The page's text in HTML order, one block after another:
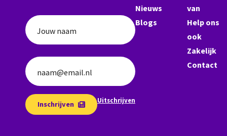
Jouw naam
naam@email.nl
Inschrijven Uitschrijven
Nieuws
Blogs
van
Help ons
ook
Zakelijk
Contact